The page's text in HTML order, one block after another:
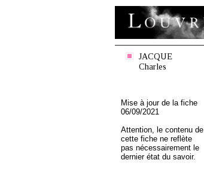
JACQUE
Charles
Mise à jour de la fiche
06/09/2021
Attention, le contenu de
cette fiche ne reflète
pas nécessairement le
dernier état du savoir.